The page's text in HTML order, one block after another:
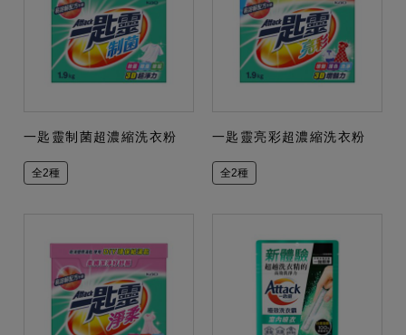
一匙靈制菌超濃縮洗衣粉
全2種
一匙靈亮彩超濃縮洗衣粉
全2種